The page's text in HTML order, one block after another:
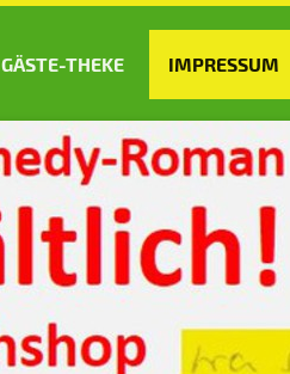
GÄSTE-THEKE IMPRESSUM